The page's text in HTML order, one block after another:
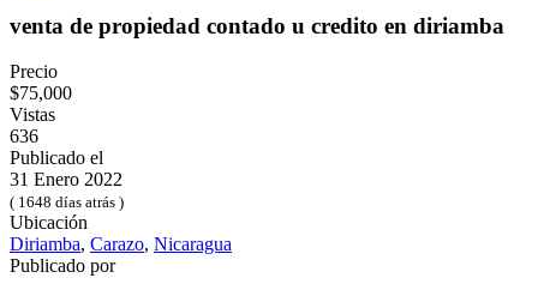
venta de propiedad contado u credito en diriamba
Precio
$75,000
Vistas
636
Publicado el
31 Enero 2022
( 1648 días atrás )
Ubicación
Diriamba, Carazo, Nicaragua
Publicado por